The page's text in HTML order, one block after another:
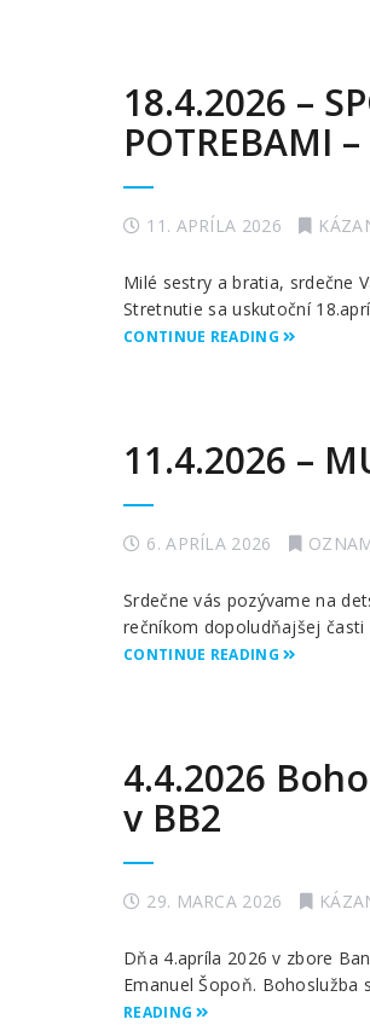
18.4.2026 –
POTREBAMI
11. APRÍLA 2026
Milé sestry a bratia, srdečne
Stretnutie sa uskutoční
CONTINUE READING
11.4.2026 –
6. APRÍLA 2026
Srdečne vás pozývame na
rečníkom dopoludňajšej
CONTINUE READING
4.4.2026
v BB2
29. MARCA 2026
Dňa 4.apríla 2026 v zbore
Emanuel Šopoň.
READING